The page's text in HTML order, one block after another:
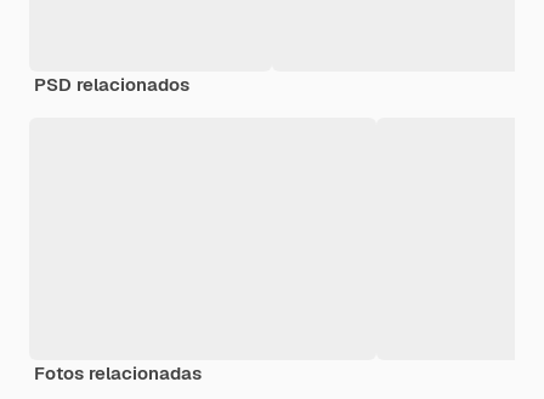
PSD relacionados
Fotos relacionadas